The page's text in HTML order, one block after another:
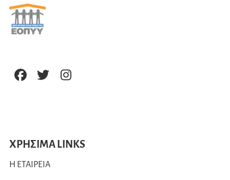
ΧΡΗΣΙΜΑ LINKS
Η ΕΤΑΙΡΕΙΑ